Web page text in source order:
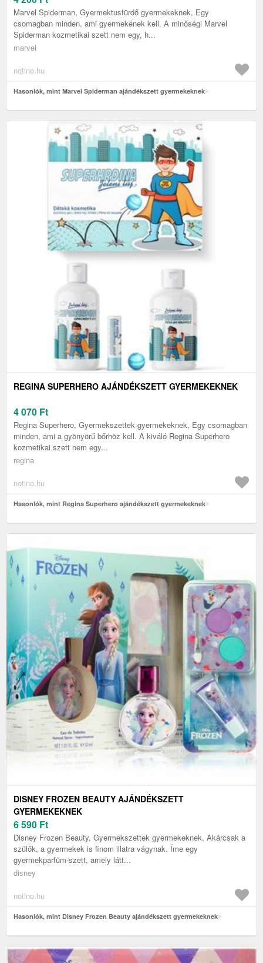
Marvel Spiderman, Gyermektusfürdő gyermekeknek, Egy
csomagban minden, ami gyermekének kell. A minőségi Marvel
Spiderman kozmetikai szett nem egy, h...
marvel
notino.hu
Hasonlók, mint Marvel Spiderman ajándékszett gyermekeknek
REGINA SUPERHERO AJÁNDÉKSZETT GYERMEKEKNEK
4 070 Ft
Regina Superhero, Gyermekszettek gyermekeknek, Egy csomagban
minden, ami a gyönyörű bőrhöz kell. A kiváló Regina Superhero
kozmetikai szett nem egy...
regina
notino.hu
Hasonlók, mint Regina Superhero ajándékszett gyermekeknek
DISNEY FROZEN BEAUTY AJÁNDÉKSZETT
GYERMEKEKNEK
6 590 Ft
Disney Frozen Beauty, Gyermekszettek gyermekeknek, Akárcsak a
szülők, a gyermekek is finom illatra vágynak. Íme egy
gyermekparfüm-szett, amely látt...
disney
notino.hu
Hasonlók, mint Disney Frozen Beauty ajándékszett gyermekeknek